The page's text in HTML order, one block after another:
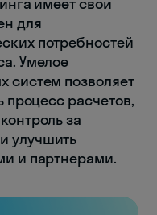
для
потребностей
Умелое
систем позволяет
процесс расчетов,
за
улучшить
и партнерами.